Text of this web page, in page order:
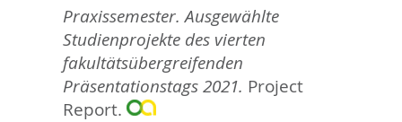
Praxissemester. Ausgewählte
Studienprojekte des vierten
fakultätsübergreifenden
Präsentationstags 2021. Project
Report.